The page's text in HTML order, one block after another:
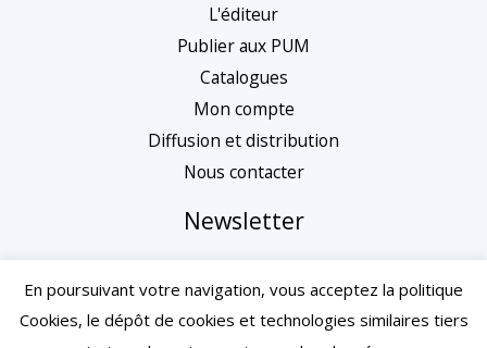
L'éditeur
Publier aux PUM
Catalogues
Mon compte
Diffusion et distribution
Nous contacter
Newsletter
En poursuivant votre navigation, vous acceptez la politique
Cookies, le dépôt de cookies et technologies similaires tiers